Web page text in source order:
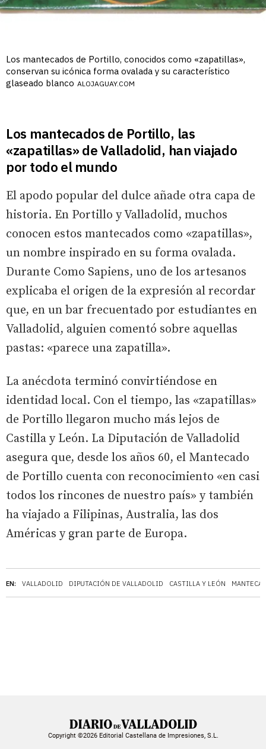
EN: VALLADOLID DIPUTACIÓN DE VALLADOLID CASTILLA Y LEÓN
Los mantecados de Portillo, conocidos como «zapatillas»,
conservan su icónica forma ovalada y su característico
glaseado blanco ALOJAGUAY.COM
Los mantecados de Portillo, las
«zapatillas» de Valladolid, han viajado
por todo el mundo
El apodo popular del dulce añade otra capa de
historia. En Portillo y Valladolid, muchos
conocen estos mantecados como «zapatillas»,
un nombre inspirado en su forma ovalada.
Durante Como Sapiens, uno de los artesanos
explicaba el origen de la expresión al recordar
que, en un bar frecuentado por estudiantes en
Valladolid, alguien comentó sobre aquellas
pastas: «parece una zapatilla».
La anécdota terminó convirtiéndose en
identidad local. Con el tiempo, las «zapatillas»
de Portillo llegaron mucho más lejos de
Castilla y León. La Diputación de Valladolid
asegura que, desde los años 60, el Mantecado
de Portillo cuenta con reconocimiento «en casi
todos los rincones de nuestro país» y también
ha viajado a Filipinas, Australia, las dos
Américas y gran parte de Europa.
Copyright ©2026 Editorial Castellana de Impresiones, S.L.